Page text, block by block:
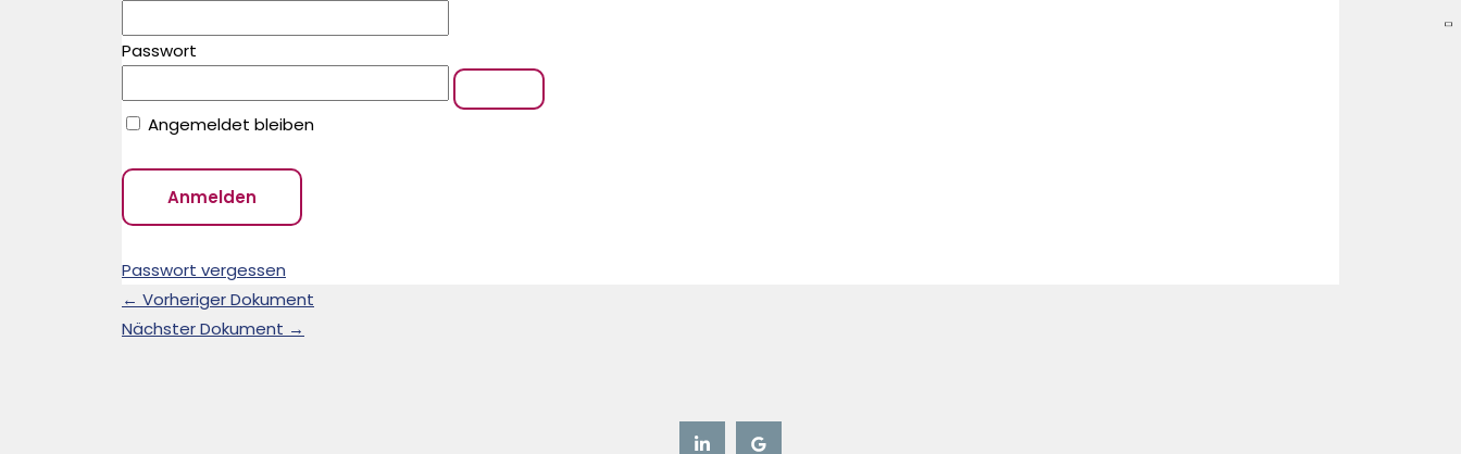
Passwort
Angemeldet bleiben
Passwort vergessen
← Vorheriger Dokument
Nächster Dokument →